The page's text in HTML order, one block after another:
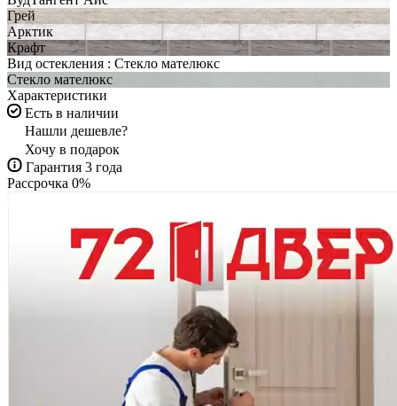
Грей
Арктик
Крафт
Вид остекления : Стекло мателюкс
Стекло мателюкс
Характеристики
Есть в наличии
Нашли дешевле?
Хочу в подарок
Гарантия 3 года
Рассрочка 0%